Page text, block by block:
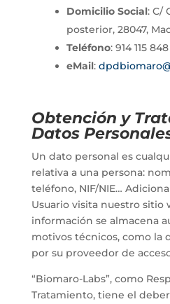
Domicilio Social: C/
posterior, 28047,
Teléfono: 914 115 848
eMail:
Obtención y
Datos
Un dato personal es
relativa a una persona:
teléfono, NIF/NIE…
Usuario visita nuestro
información se almacena
motivos técnicos, como la
por su proveedor de
“Biomaro-Labs”, como
Tratamiento, tiene el